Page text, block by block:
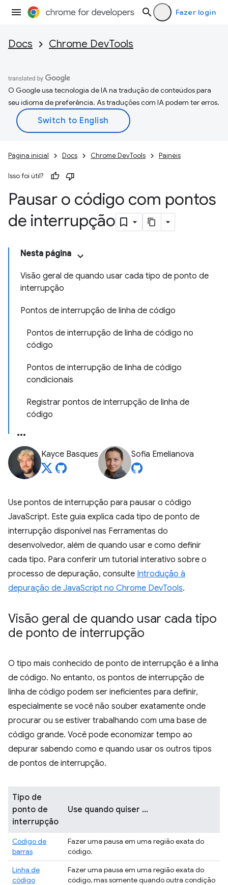
Fazer login
Docs Chrome DevTools
O Google usa tecnologia de IA na tradução de conteúdos para
seu idioma de preferência. As traduções com IA podem ter erros.
Página inicial Docs Chrome DevTools Painéis
Isso foi útil?
Pausar o código com pontos
de interrupção
Nesta página
Visão geral de quando usar cada tipo de ponto de
interrupção
Pontos de interrupção de linha de código
Pontos de interrupção de linha de código no
código
Pontos de interrupção de linha de código
condicionais
Registrar pontos de interrupção de linha de
código
Kayce Basques Sofia Emelianova
Use pontos de interrupção para pausar o código
JavaScript. Este guia explica cada tipo de ponto de
interrupção disponível nas Ferramentas do
desenvolvedor, além de quando usar e como definir
cada tipo. Para conferir um tutorial interativo sobre o
processo de depuração, consulte Introdução à
depuração de JavaScript no Chrome DevTools.
Visão geral de quando usar cada tipo
de ponto de interrupção
O tipo mais conhecido de ponto de interrupção é a linha
de código. No entanto, os pontos de interrupção de
linha de código podem ser ineficientes para definir,
especialmente se você não souber exatamente onde
procurar ou se estiver trabalhando com uma base de
código grande. Você pode economizar tempo ao
depurar sabendo como e quando usar os outros tipos
de pontos de interrupção.
Tipo de
ponto de
interrupção
Use quando quiser ...
Código de
barras
Fazer uma pausa em uma região exata do
código.
Linha de
código
Fazer uma pausa em uma região exata do
código, mas somente quando outra condição